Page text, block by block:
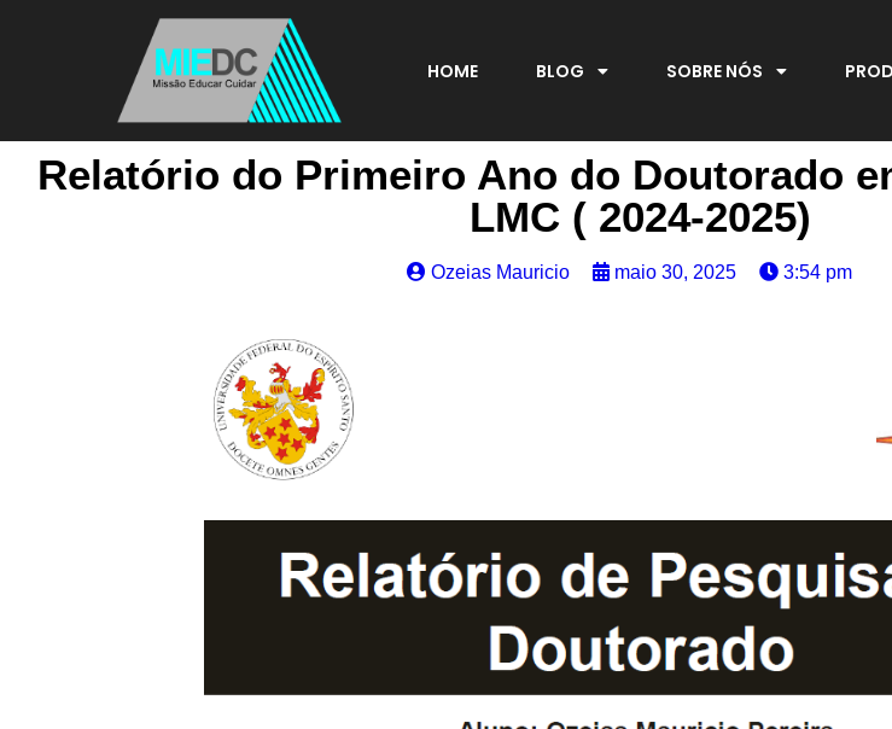
HOME BLOG SOBRE NÓS
Relatório do Primeiro Ano do Doutorado
LMC ( 2024-2025)
Ozeias Mauricio maio 30, 2025 3:54 pm